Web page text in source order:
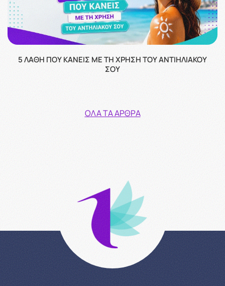
5 ΛΆΘΗ ΠΟΥ ΚΆΝΕΙΣ ΜΕ ΤΗ ΧΡΉΣΗ ΤΟΥ ΑΝΤΙΗΛΙΑΚΟΎ
ΣΟΥ
ΌΛΑ ΤΑ ΆΡΘΡΑ